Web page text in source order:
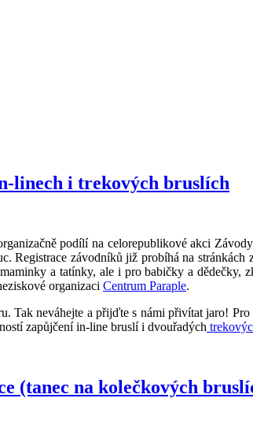
linech i trekových bruslích
podílí na celorepublikové akci
Registrace závodníků již probíhá na stránkách
a tatínky, ale i pro babičky a
organizaci Centrum Paraple.
Tak neváhejte a přijďte s námi přivítat jaro!
zapůjčení in-line bruslí i dvouřadých
(tanec na kolečkových